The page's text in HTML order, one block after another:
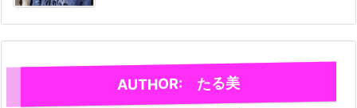
AUTHOR: たる美